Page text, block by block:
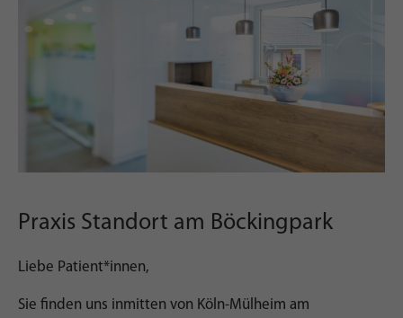
Praxis Standort am Böckingpark
Liebe Patient*innen,
Sie finden uns inmitten von Köln-Mülheim am